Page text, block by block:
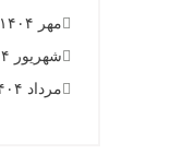
مهر ۱۴۰۴
شهریور ۱۴۰۴
مرداد ۱۴۰۴